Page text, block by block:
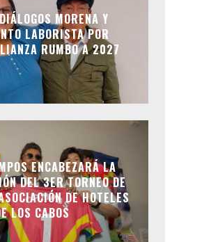
MORENA Y
LABORISTA POR
RUMBO A 2027
ENCABEZARÁ LA
DEL 3ER TORNEO DE
DE HOTELES
LOS CABOS